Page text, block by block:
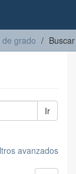
grado Buscar
Ir
avanzados